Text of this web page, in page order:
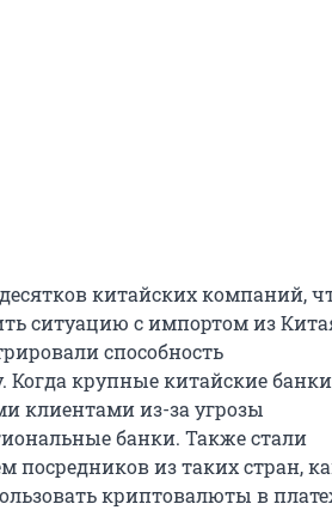
китайских компаний,
ситуацию с импортом из
способность
крупные китайские банки
клиентами из-за угрозы
банки. Также стали
посредников из таких стран,
криптовалюты в